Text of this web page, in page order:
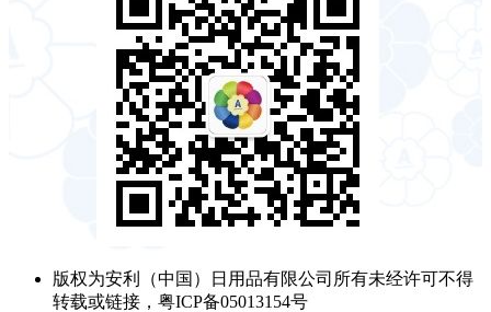
版权为安利（中国）日用品有限公司所有未经许可不得
转载或链接，粤ICP备05013154号